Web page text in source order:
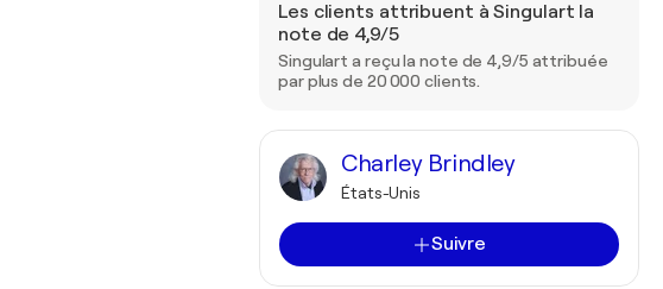
Les clients attribuent à Singulart la
note de 4,9/5
Singulart a reçu la note de 4,9/5 attribuée
par plus de 20 000 clients.
Charley Brindley
États-Unis
Suivre